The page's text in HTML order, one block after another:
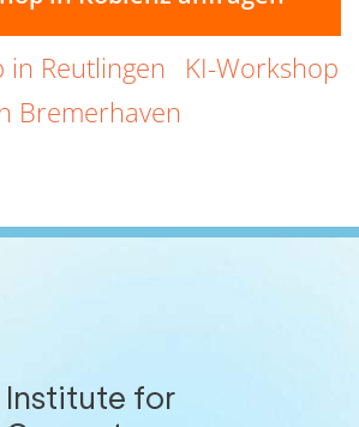
in Reutlingen
KI-Workshop
Bremerhaven
for